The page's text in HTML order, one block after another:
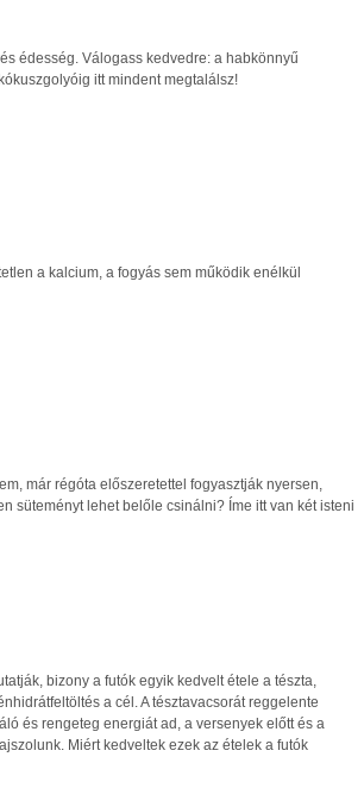
édesség. Válogass kedvedre: a habkönnyű
itt mindent megtalálsz!
a kalcium, a fogyás sem működik enélkül
már régóta előszeretettel fogyasztják nyersen,
süteményt lehet belőle csinálni? Íme itt van két isteni
bizony a futók egyik kedvelt étele a tészta,
a cél. A tésztavacsorát reggelente
és rengeteg energiát ad, a versenyek előtt és a
Miért kedveltek ezek az ételek a futók